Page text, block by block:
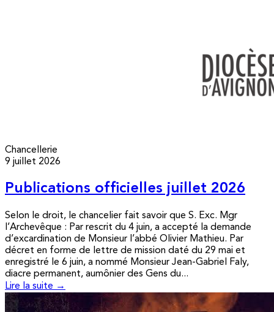
Chancellerie
9 juillet 2026
Publications officielles juillet 2026
Selon le droit, le chancelier fait savoir que S. Exc. Mgr
l’Archevêque : Par rescrit du 4 juin, a accepté la demande
d’excardination de Monsieur l’abbé Olivier Mathieu. Par
décret en forme de lettre de mission daté du 29 mai et
enregistré le 6 juin, a nommé Monsieur Jean-Gabriel Faly,
diacre permanent, aumônier des Gens du...
Lire la suite →